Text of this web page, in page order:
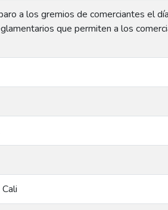
a los gremios de comerciantes el
que permiten a los